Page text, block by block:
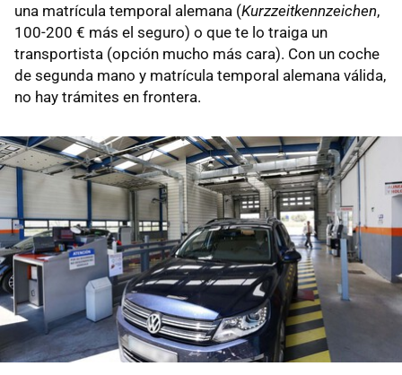
una matrícula temporal alemana (Kurzzeitkennzeichen,
100-200 € más el seguro) o que te lo traiga un
transportista (opción mucho más cara). Con un coche
de segunda mano y matrícula temporal alemana válida,
no hay trámites en frontera.